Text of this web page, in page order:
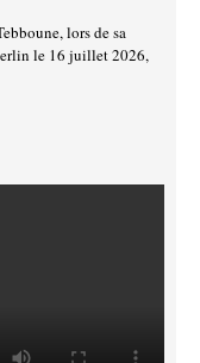
lors de sa
le 16 juillet 2026,